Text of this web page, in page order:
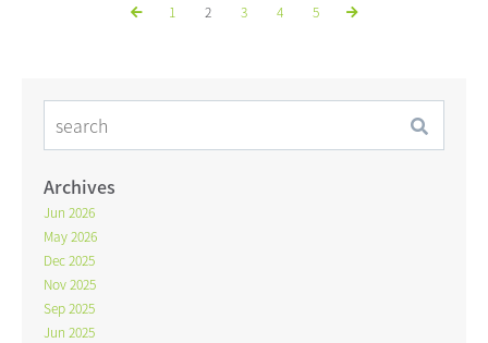
1
2 3 4 5
Archives
Jun 2026
May 2026
Dec 2025
Nov 2025
Sep 2025
Jun 2025